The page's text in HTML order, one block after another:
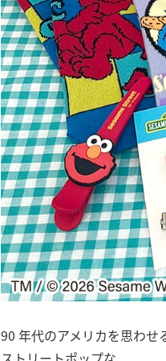
90 年代のアメリカを思わせ